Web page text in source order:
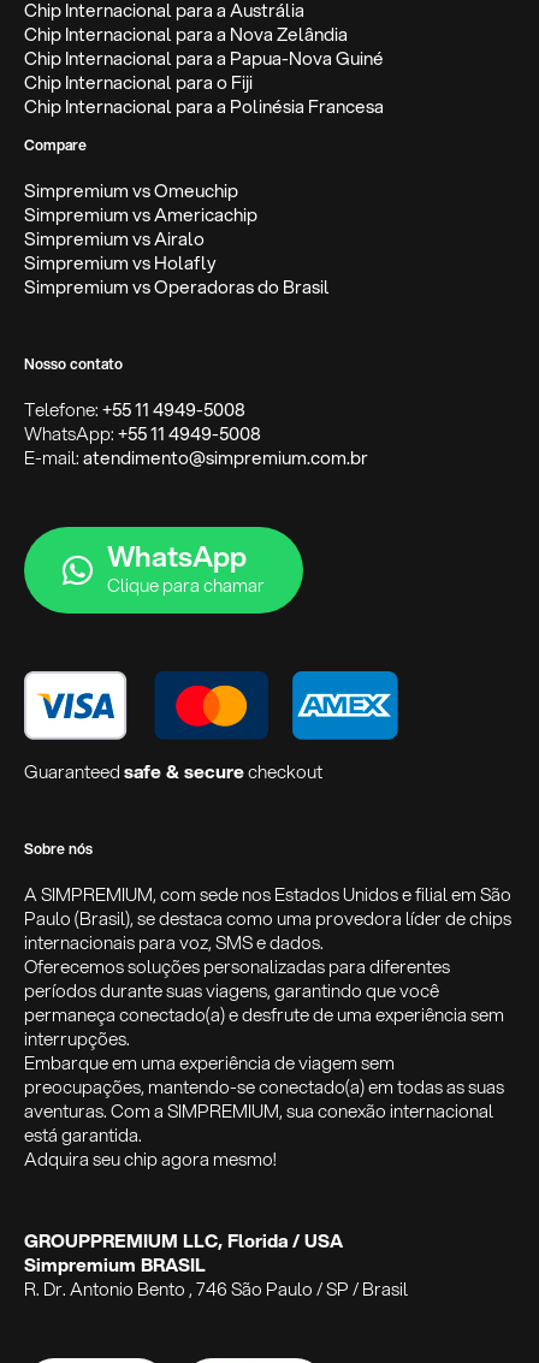
Chip Internacional para a Austrália
Chip Internacional para a Nova Zelândia
Chip Internacional para a Papua-Nova Guiné
Chip Internacional para o Fiji
Chip Internacional para a Polinésia Francesa
Compare
Simpremium vs Omeuchip
Simpremium vs Americachip
Simpremium vs Airalo
Simpremium vs Holafly
Simpremium vs Operadoras do Brasil
Nosso contato
Telefone:+55 11 4949-5008
WhatsApp:+55 11 4949-5008
E-mail:atendimento@simpremium.com.br
WhatsApp
Clique para chamar
Guaranteedsafe & securecheckout
Sobre nós
A SIMPREMIUM, com sede nos Estados Unidos e filial em São
Paulo (Brasil), se destaca como uma provedora líder de chips
internacionais para voz, SMS e dados.
Oferecemos soluções personalizadas para diferentes
períodos durante suas viagens, garantindo que você
permaneça conectado(a) e desfrute de uma experiência sem
interrupções.
Embarque em uma experiência de viagem sem
preocupações, mantendo-se conectado(a) em todas as suas
aventuras. Com a SIMPREMIUM, sua conexão internacional
está garantida.
Adquira seu chip agora mesmo!
GROUPPREMIUM LLC, Florida / USA
Simpremium BRASIL
R. Dr. Antonio Bento , 746 São Paulo / SP / Brasil